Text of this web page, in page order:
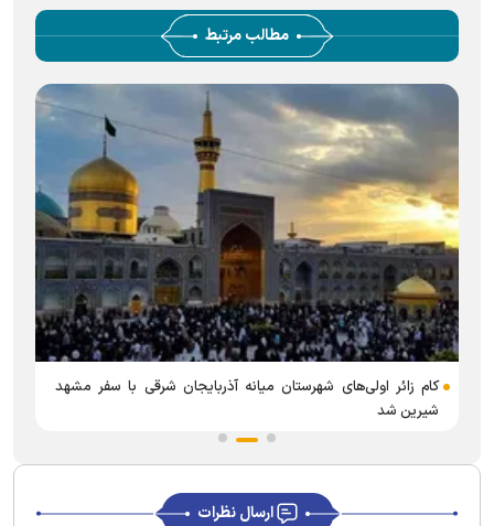
مطالب مرتبط
کام زائر اولی‌های شهرستان میانه آذربایجان شرقی با سفر مشهد
شیرین شد
ارسال نظرات